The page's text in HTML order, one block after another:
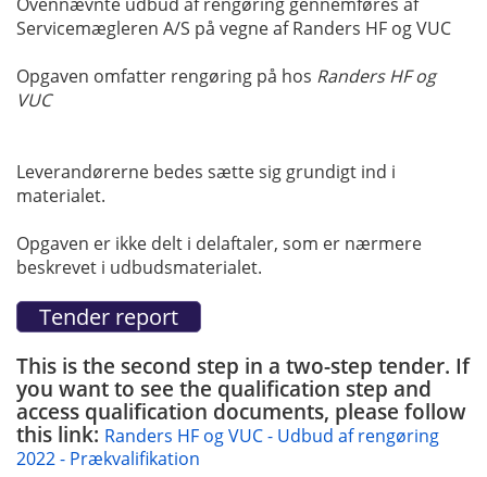
Servicemægleren A/S på vegne af Randers HF og VUC
Opgaven omfatter rengøring på hos Randers HF og
VUC
Leverandørerne bedes sætte sig grundigt ind i
materialet.
Opgaven er ikke delt i delaftaler, som er nærmere
beskrevet i udbudsmaterialet.
This is the second step in a two-step tender. If
you want to see the qualification step and
access qualification documents, please follow
this link: Randers HF og VUC - Udbud af rengøring
2022 - Prækvalifikation